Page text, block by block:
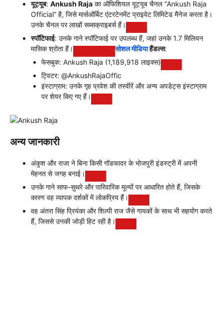
यूट्यूब: Ankush Raja का ऑफिशियल यूट्यूब चैनल “Ankush Raja
Official” है, जिसे मार्सऑर्बिट एंटरटेनमेंट प्राइवेट लिमिटेड मैनेज करता है।
उनके चैनल पर लाखों सब्सक्राइबर्स हैं।
स्पॉटिफाई: उनके गाने स्पॉटिफाई पर उपलब्ध हैं, जहां उनके 1.7 मिलियन
मासिक श्रोता हैं।
सोशल मीडियाहैंडल्स:
फेसबुक: Ankush Raja (1,189,918 लाइक्स)
ट्विटर: @AnkushRajaOffic
इंस्टाग्राम: उनके गृह प्रवेश की तस्वीरें और अन्य अपडेट्स इंस्टाग्राम
पर शेयर किए गए हैं।
अन्य जानकारी
अंकुश और राजा ने बिना किसी गॉडफादर के भोजपुरी इंडस्ट्री में अपनी
मेहनत से जगह बनाई।
उनके गाने साफ-सुथरे और पारिवारिक मूल्यों पर आधारित होते हैं, जिसके
कारण वह व्यापक दर्शकों में लोकप्रिय हैं।
वह अंतरा सिंह प्रियंका और शिल्पी राज जैसे गायकों के साथ भी सहयोग करते
हैं, जिससे उनकी जोड़ी हिट रही है।